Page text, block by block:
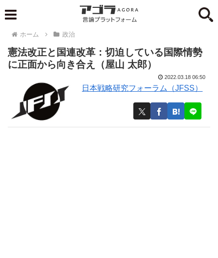
ホーム 政治
憲法改正と国連改革：切迫している国際情勢
に正面から向き合え（屋山 太郎）
日本戦略研究フォーラム（JFSS）
2022.03.18 06:50